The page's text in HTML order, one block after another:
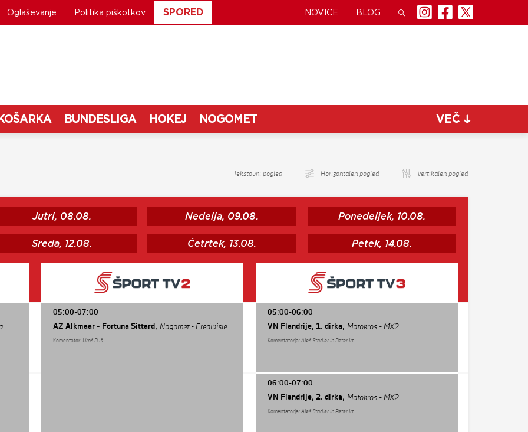
Oglaševanje Politika piškotkov SPORED NOVICE BLOG
BUNDESLIGA HOKEJ NOGOMET VEČ
Tekstovni pogled Horizontalen pogled Vertikalen pogled
Jutri, 08.08. Nedelja, 09.08. Ponedeljek, 10.08.
Sreda, 12.08. Četrtek, 13.08. Petek, 14.08.
05:00-06:00
VN Flandrije, 1. dirka, Motokros - MX2
Komentatorja:Aleš Stadler in Peter Irt
06:00-07:00
VN Flandrije, 2. dirka, Motokros - MX2
Komentatorja:Aleš Stadler in Peter Irt
05:00-07:00
AZ Alkmaar - Fortuna Sittard, Nogomet - Eredivisie
Komentator: Uroš Puš